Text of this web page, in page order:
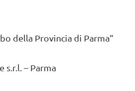
della Provincia di Parma”
s.r.l. – Parma